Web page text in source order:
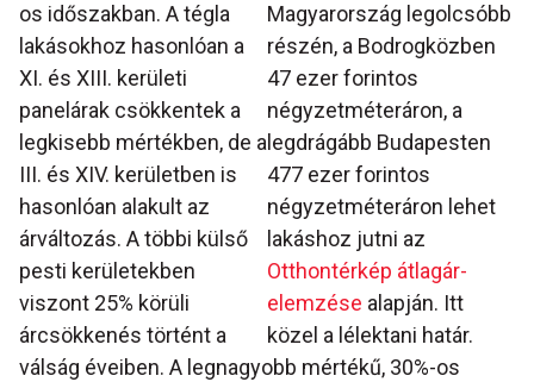
Magyarország legolcsóbb
részén, a Bodrogközben
47 ezer forintos
négyzetméteráron, a
legdrágább Budapesten
477 ezer forintos
négyzetméteráron lehet
lakáshoz jutni az
Otthontérkép átlagár-
elemzése alapján. Itt
közel a lélektani határ.
os időszakban. A tégla
lakásokhoz hasonlóan a
XI. és XIII. kerületi
panelárak csökkentek a
legkisebb mértékben, de a
III. és XIV. kerületben is
hasonlóan alakult az
árváltozás. A többi külső
pesti kerületekben
viszont 25% körüli
árcsökkenés történt a
válság éveiben. A legnagyobb mértékű, 30%-os